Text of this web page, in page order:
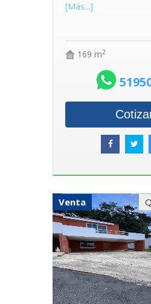
[Más...]
169 m2
Venta